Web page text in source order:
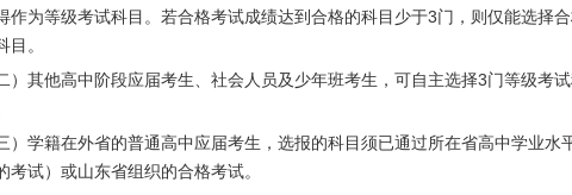
作为等级考试科目。若合格考试成绩达到合格的科目少于3门，则仅能选择
目。
其他高中阶段应届考生、社会人员及少年班考生，可自主选择3门等级考
学籍在外省的普通高中应届考生，选报的科目须已通过所在省高中学业水
考试）或山东省组织的合格考试。